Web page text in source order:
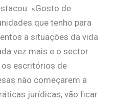
«Gosto de
que tenho para
a situações da vida
vez mais e o sector
os escritórios de
não começarem a
jurídicas, vão ficar